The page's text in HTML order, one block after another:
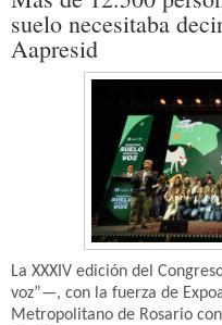
suelo necesitaba
Aapresid
La XXXIV edición del
voz”—, con la fuerza de
Metropolitano de Rosario